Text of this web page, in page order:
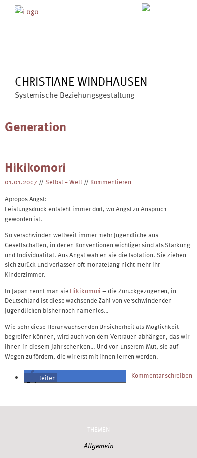
CHRISTIANE WINDHAUSEN
Systemische Beziehungsgestaltung
ÜBER MICH
Generation
Hikikomori
01.01.2007 // Selbst + Welt // Kommentieren
Apropos Angst:
Leistungsdruck entsteht immer dort, wo Angst zu Anspruch
geworden ist.
So verschwinden weltweit immer mehr Jugendliche aus
Gesellschaften, in denen Konventionen wichtiger sind als Stärkung
und Individualität. Aus Angst wählen sie die Isolation. Sie ziehen
sich zurück und verlassen oft monatelang nicht mehr ihr
Kinderzimmer.
In Japan nennt man sie Hikikomori – die Zurückgezogenen, in
Deutschland ist diese wachsende Zahl von verschwindenden
Jugendlichen bisher noch namenlos…
Wie sehr diese Heranwachsenden Unsicherheit als Möglichkeit
begreifen können, wird auch von dem Vertrauen abhängen, das wir
ihnen in diesem Jahr schenken… Und von unserem Mut, sie auf
Wegen zu fördern, die wir erst mit ihnen lernen werden.
teilen
teilen
Kommentar schreiben
THEMEN
Allgemein